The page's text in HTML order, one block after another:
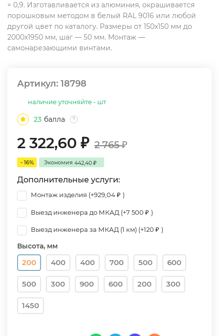
= 0,9. Изготавливается из алюминия, окрашивается
порошковым методом в белый RAL 9016 или любой
другой цвет по каталогу. Размеры от 150x150 мм до
2000x1950 мм, шаг — 50 мм. Монтаж —
самонарезающими винтами.
Артикул: 18798
наличие уточняйте - шт
23 балла ?
2 322,60 ₽ 2 765₽
- 16% Экономия 442,40 ₽
Дополнительные услуги:
Монтаж изделия (+929,04 ₽ )
Выезд инженера до МКАД (+7 500 ₽ )
Выезд инженера за МКАД (1 км) (+120 ₽ )
Высота, мм
200 400 400 700 500 600
500 300 900 600 200 300
1450